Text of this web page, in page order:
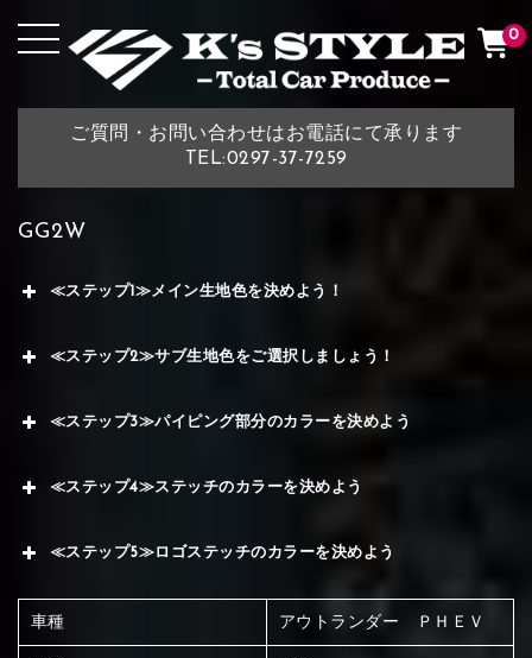
ご質問・お問い合わせはお電話にて承ります
TEL:0297-37-7259
0
GG2W
≪ステップ1≫メイン生地色を決めよう！
≪ステップ2≫サブ生地色をご選択しましょう！
≪ステップ3≫パイピング部分のカラーを決めよう
≪ステップ4≫ステッチのカラーを決めよう
≪ステップ5≫ロゴステッチのカラーを決めよう
車種 アウトランダー ＰＨＥＶ